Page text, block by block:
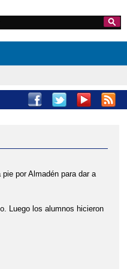
de
site
por Almadén para dar a
Luego los alumnos hicieron